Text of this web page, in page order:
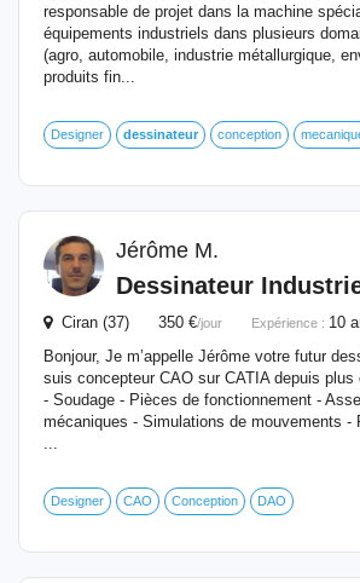
responsable de projet dans la machine
équipements industriels dans plusieurs
(agro, automobile, industrie métallurgique,
produits fin...
Designer dessinateur conception
Jérôme M.
Dessinateur
Ciran (37) 350 €/jour Expérience : 10
Bonjour, Je m’appelle Jérôme votre futur
suis concepteur CAO sur CATIA depuis plus
- Soudage - Pièces de fonctionnement -
mécaniques - Simulations de mouvements -
...
Designer CAO Conception DAO